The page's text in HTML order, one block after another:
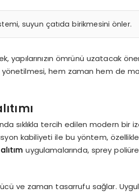
suyun çatıda birikmesini önler.
yapılarınızın ömrünü uzatacak
hem zaman hem de
sıklıkla tercih edilen modern bir
kabiliyeti ile bu yöntem, özellikle
uygulamalarında, sprey
ve zaman tasarrufu sağlar.